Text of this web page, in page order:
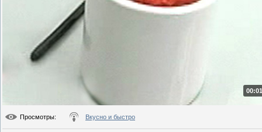
Просмотры: Вкусно и быстро